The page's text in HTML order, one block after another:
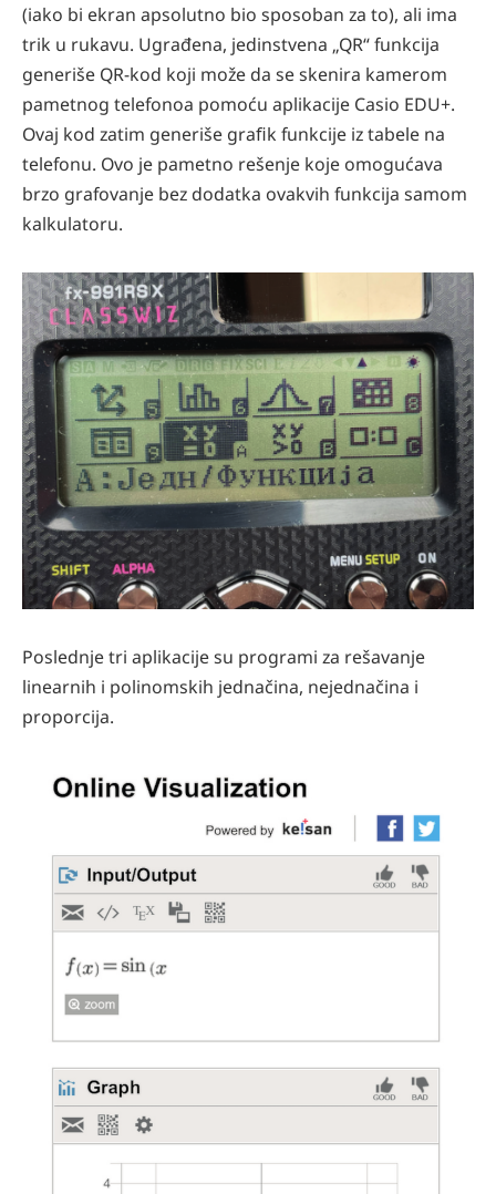
(iako bi ekran apsolutno bio sposoban za to), ali ima
trik u rukavu. Ugrađena, jedinstvena „QR“ funkcija
generiše QR-kod koji može da se skenira kamerom
pametnog telefonoa pomoću aplikacije Casio EDU+.
Ovaj kod zatim generiše graﬁk funkcije iz tabele na
telefonu. Ovo je pametno rešenje koje omogućava
brzo grafovanje bez dodatka ovakvih funkcija samom
kalkulatoru.
Poslednje tri aplikacije su programi za rešavanje
linearnih i polinomskih jednačina, nejednačina i
proporcija.